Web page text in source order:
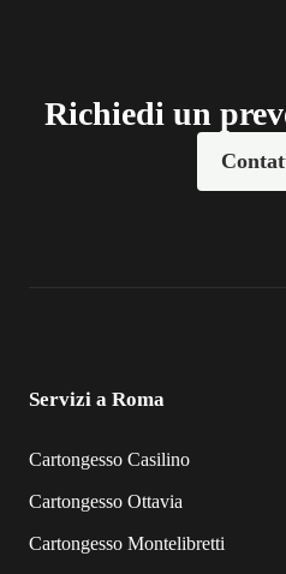
Richiedi un
Servizi a Roma
Cartongesso Casilino
Cartongesso Ottavia
Cartongesso Montelibretti